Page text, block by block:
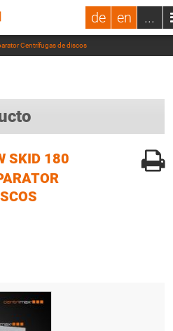
de en ...
Centrífugas de discos
SKID 180